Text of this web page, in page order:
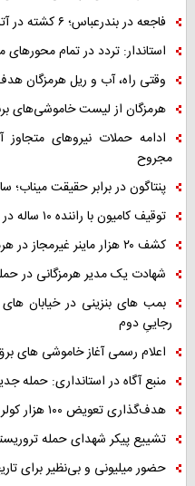
فاجعه در بندرعباس؛ ۶ کشته در آتش‌سوزی منزل مسکونی
استاندار: تردد در تمام
وقتی راه، آب و ریل هرمزگان
هرمزگان از لیست خاموشی‌های
مجروح
پنتاگون در برابر حقیقت میناب؛
توقیف کامیون با راننده ۱۰ ساله در هرمزگان
کشف ۲۰ هزار ماینر غیرمجاز در هرمزگان
شهادت یک مدیر هرمزگانی در
بمب های بنزینی در خیابان
رجاییِ دوم
اعلام رسمی آغاز خاموشی های
منبع آگاه در استانداری: حمله
هدف‌گذاری تعویض ۱۰۰ هزار کولر فرسوده در هرمزگان
تشییع پیکر شهدای حمله
حضور میلیونی و بی‌نظیر برای